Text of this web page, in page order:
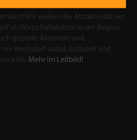
Werberings ist, die wirtschaftliche
Wir wollen die Attraktivität der
als Wirtschaftsfaktor in der Region
gezielte Aktionen und
Vorchdorf sozial, kulturell und
Mehr im Leitbild!